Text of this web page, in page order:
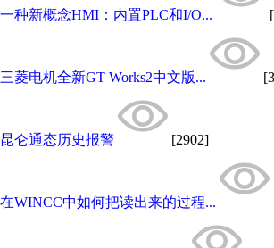
一种新概念HMI：内置PLC和I/O...
三菱电机全新GT Works2中文版...
昆仑通态历史报警 [2902]
在WINCC中如何把读出来的过程...